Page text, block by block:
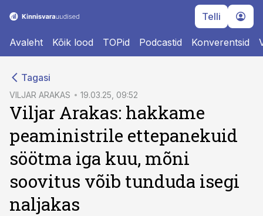
Telli
Avaleht Kõik lood TOPid Podcastid Konverentsid
Tagasi
VILJAR ARAKAS 19.03.25, 09:52
Viljar Arakas: hakkame
peaministrile ettepanekuid
söötma iga kuu, mõni
soovitus võib tunduda isegi
naljakas